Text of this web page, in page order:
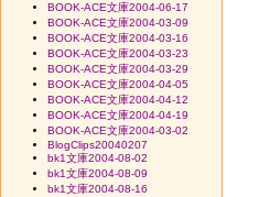
BOOK-ACE文庫2004-06-17
BOOK-ACE文庫2004-03-09
BOOK-ACE文庫2004-03-16
BOOK-ACE文庫2004-03-23
BOOK-ACE文庫2004-03-29
BOOK-ACE文庫2004-04-05
BOOK-ACE文庫2004-04-12
BOOK-ACE文庫2004-04-19
BOOK-ACE文庫2004-03-02
BlogClips20040207
bk1文庫2004-08-02
bk1文庫2004-08-09
bk1文庫2004-08-16